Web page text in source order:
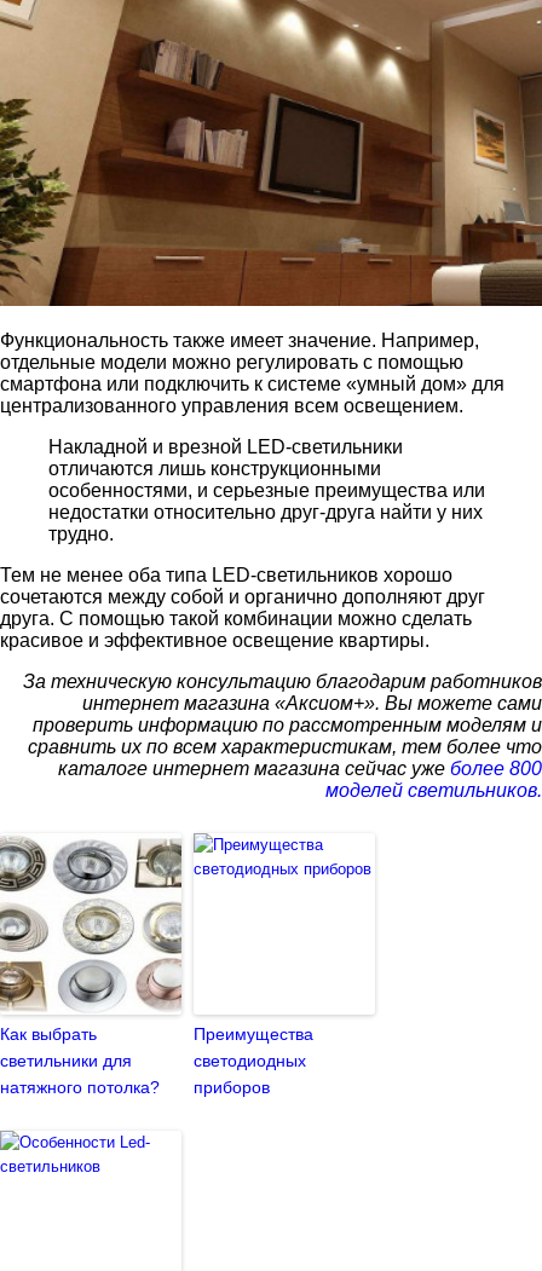
Функциональность также имеет значение. Например,
отдельные модели можно регулировать с помощью
смартфона или подключить к системе «умный дом» для
централизованного управления всем освещением.
Накладной и врезной LED-светильники
отличаются лишь конструкционными
особенностями, и серьезные преимущества или
недостатки относительно друг-друга найти у них
трудно.
Тем не менее оба типа LED-светильников хорошо
сочетаются между собой и органично дополняют друг
друга. С помощью такой комбинации можно сделать
красивое и эффективное освещение квартиры.
За техническую консультацию благодарим работников
интернет магазина «Аксиом+». Вы можете сами
проверить информацию по рассмотренным моделям и
сравнить их по всем характеристикам, тем более что
каталоге интернет магазина сейчас уже более 800
моделей светильников.
Как выбрать
светильники для
натяжного потолка?
Преимущества
светодиодных
приборов